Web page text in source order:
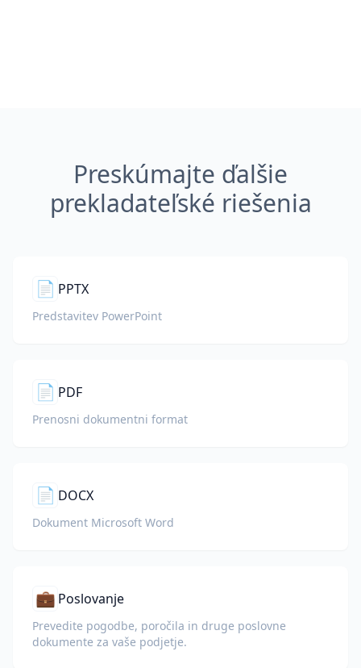
Preskúmajte ďalšie
prekladateľské riešenia
📄 PPTX
Predstavitev PowerPoint
📄 PDF
Prenosni dokumentni format
📄 DOCX
Dokument Microsoft Word
💼 Poslovanje
Prevedite pogodbe, poročila in druge poslovne
dokumente za vaše podjetje.